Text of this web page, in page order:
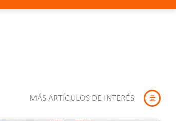
MÁS ARTÍCULOS DE INTERÉS